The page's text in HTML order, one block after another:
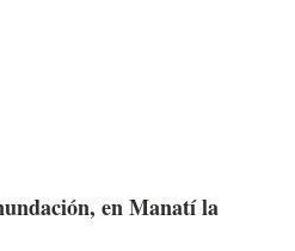
en Manatí la